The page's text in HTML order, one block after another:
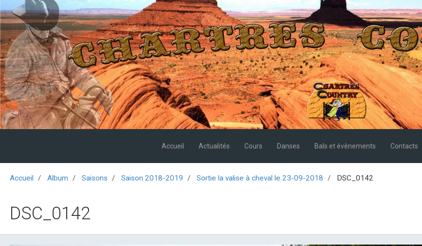
Accueil Actualités Cours Danses Bals et évènements Contacts
Accueil Album Saisons Saison 2018-2019 Sortie la valise à cheval le 23-09-2018 DSC_0142
DSC_0142